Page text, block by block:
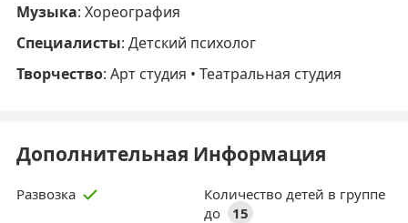
Музыка: Хореография
Специалисты: Детский психолог
Творчество: Арт студия • Театральная студия
Дополнительная Информация
Развозка
Количество детей в группе
до
15